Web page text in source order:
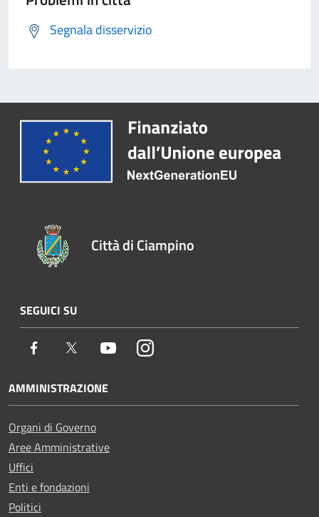
Segnala disservizio
Città di Ciampino
SEGUICI SU
Facebook Twitter YoutubeInstagram
AMMINISTRAZIONE
Organi di Governo
Aree Amministrative
Uffici
Enti e fondazioni
Politici